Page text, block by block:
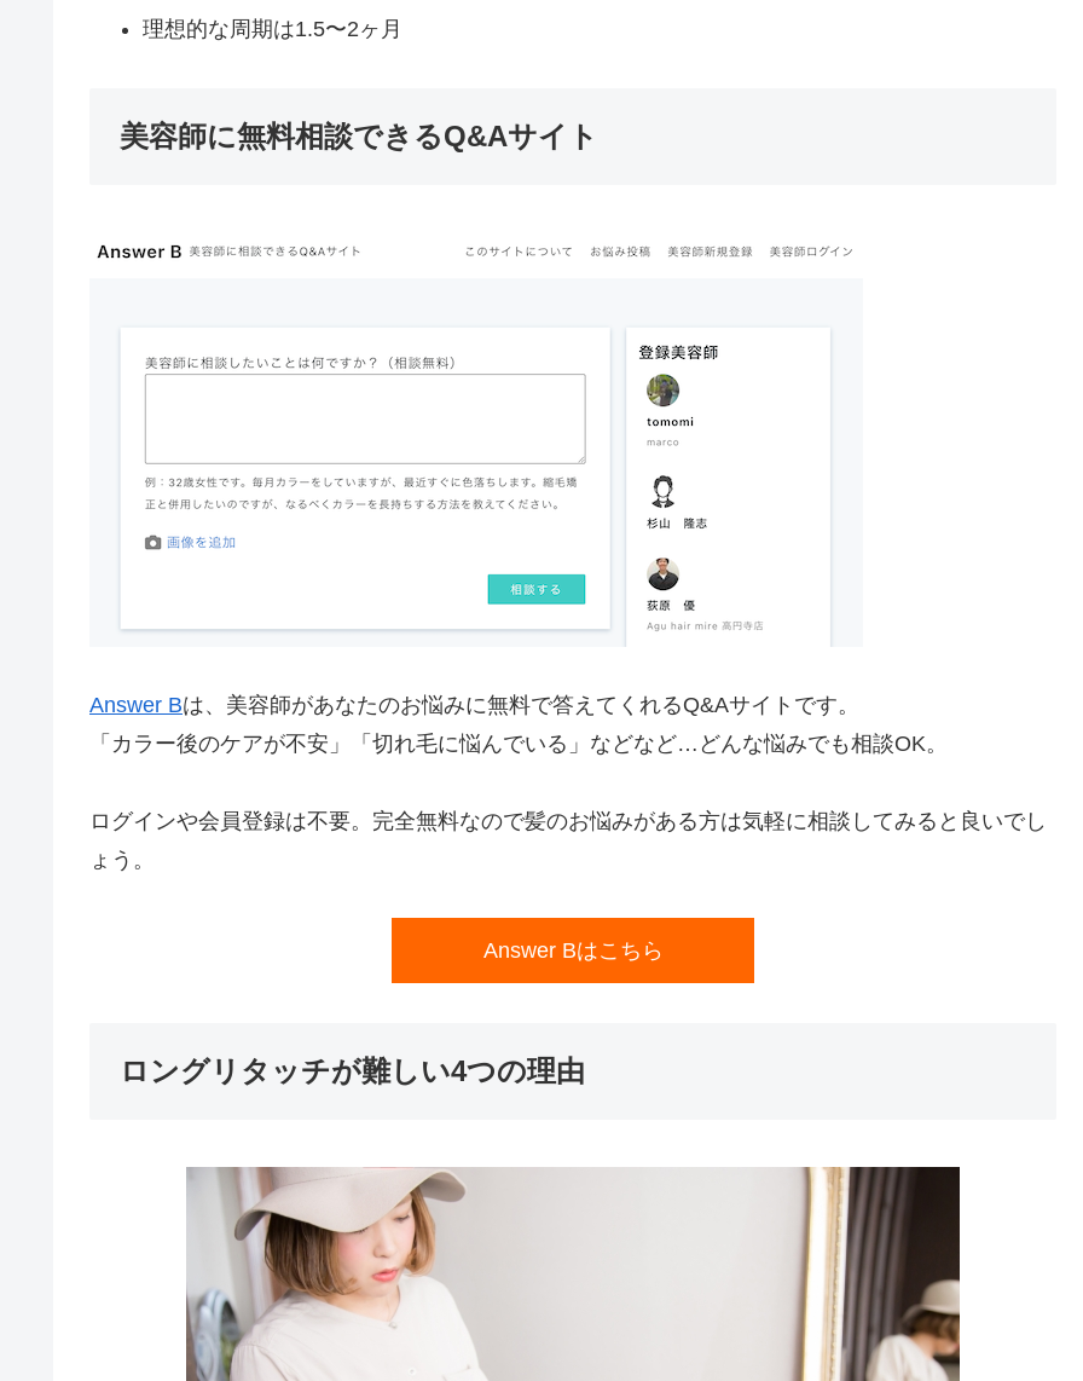
理想的な周期は1.5〜2ヶ月
美容師に無料相談できるQ&Aサイト
Answer Bは、美容師があなたのお悩みに無料で答えてくれるQ&Aサイトです。
「カラー後のケアが不安」「切れ毛に悩んでいる」などなど…どんな悩みでも相談OK。
ログインや会員登録は不要。完全無料なので髪のお悩みがある方は気軽に相談してみると良いでし
ょう。
Answer Bはこちら
ロングリタッチが難しい4つの理由